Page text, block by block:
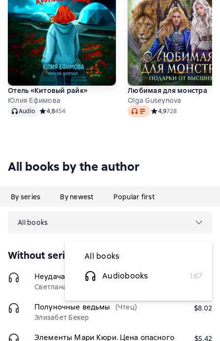
Отель «Китовый райк»
Юлия Ефимова
AudioAudio Средний рейтинг 4,8 на основе 454 оценок
4,8454
Любимая для монстра
Olga Guseynova
Audio Средний рейтинг 4,9
4,9728
All books by the author
By series By newest Popular first
All books
All books
Audiobooks
167
Without series
Неудача в наследство (Чтец)
Светлана Романюк
$4.19
Полуночные ведьмы
(Чтец)
Элизабет Бекер
$8.02
Элементы Мари Кюри. Цена опасного
$5.42